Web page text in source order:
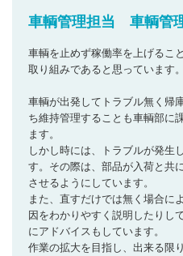
車輌管理担当 車輌管
車輌を止めず稼働率を上げるこ
取り組みであると思っています。
車輌が出発してトラブル無く帰
ち維持管理することも車輌部に
ます。
しかし時には、トラブルが発生
す。その際は、部品が入荷と共
させるようにしています。
また、直すだけでは無く場合に
因をわかりやすく説明したりし
にアドバイスもしています。
作業の拡大を目指し、出来る限